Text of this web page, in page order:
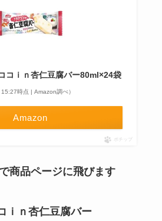
コｉｎ杏仁豆腐バー80ml×24袋
時点 | Amazon調べ）
Amazon
ポチップ
商品ページに飛びます
ｉｎ杏仁豆腐バー